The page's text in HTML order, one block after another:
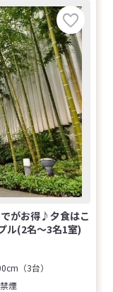
がお得♪夕食はこ
ル(2名～3名1室)
（3台）
禁煙